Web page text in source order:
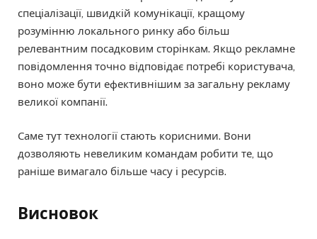
спеціалізації, швидкій комунікації, кращому
розумінню локального ринку або більш
релевантним посадковим сторінкам. Якщо рекламне
повідомлення точно відповідає потребі користувача,
воно може бути ефективнішим за загальну рекламу
великої компанії.
Саме тут технології стають корисними. Вони
дозволяють невеликим командам робити те, що
раніше вимагало більше часу і ресурсів.
Висновок